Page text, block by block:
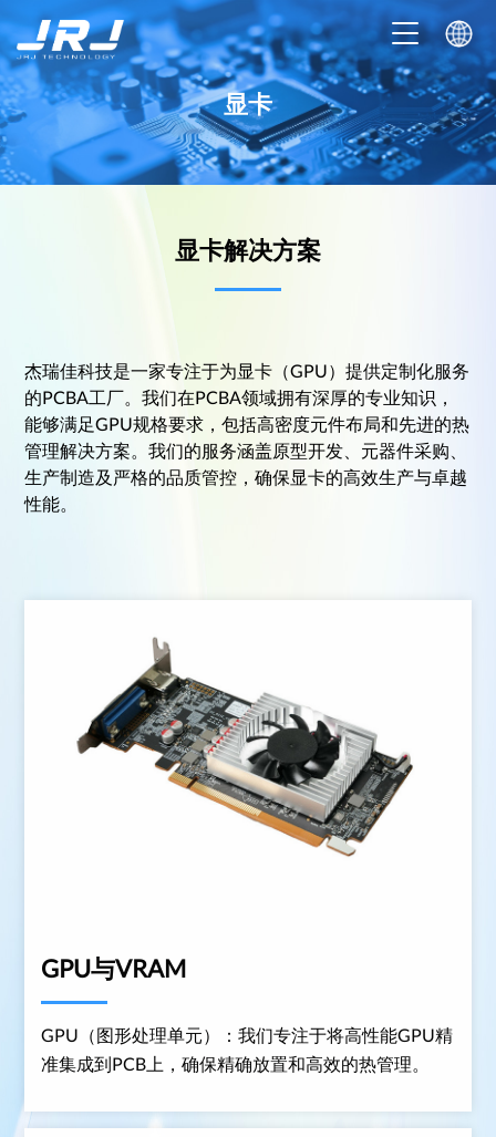
显卡
显卡解决方案
杰瑞佳科技是一家专注于为显卡（GPU）提供定制化服务
的PCBA工厂。我们在PCBA领域拥有深厚的专业知识，
能够满足GPU规格要求，包括高密度元件布局和先进的热
管理解决方案。我们的服务涵盖原型开发、元器件采购、
生产制造及严格的品质管控，确保显卡的高效生产与卓越
性能。
GPU与VRAM
GPU（图形处理单元）：我们专注于将高性能GPU精
准集成到PCB上，确保精确放置和高效的热管理。